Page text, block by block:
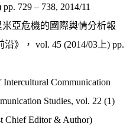
729 – 738, 2014/11
亞危機的國際輿情分析報
》， vol. 45 (2014/03上) pp.
Intercultural Communication
Studies, vol. 22 (1)
Chief Editor & Author)